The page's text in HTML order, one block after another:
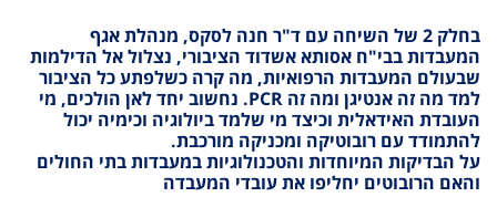
בחלק 2 של השיחה עם ד"ר חנה לסקס, מנהלת אגף
המעבדות בבי"ח אסותא אשדוד הציבורי, נצלול אל הדילמות
שבעולם המעבדות הרפואיות, מה קרה כשלפתע כל הציבור
למד מה זה אנטיגן ומה זה PCR. נחשוב יחד לאן הולכים, מי
העובדת האידאלית וכיצד מי שלמד ביולוגיה וכימיה יכול
להתמודד עם רובוטיקה ומכניקה מורכבת.
על הבדיקות המיוחדות והטכנולוגיות במעבדות בתי החולים
והאם הרובוטים יחליפו את עובדי המעבדה